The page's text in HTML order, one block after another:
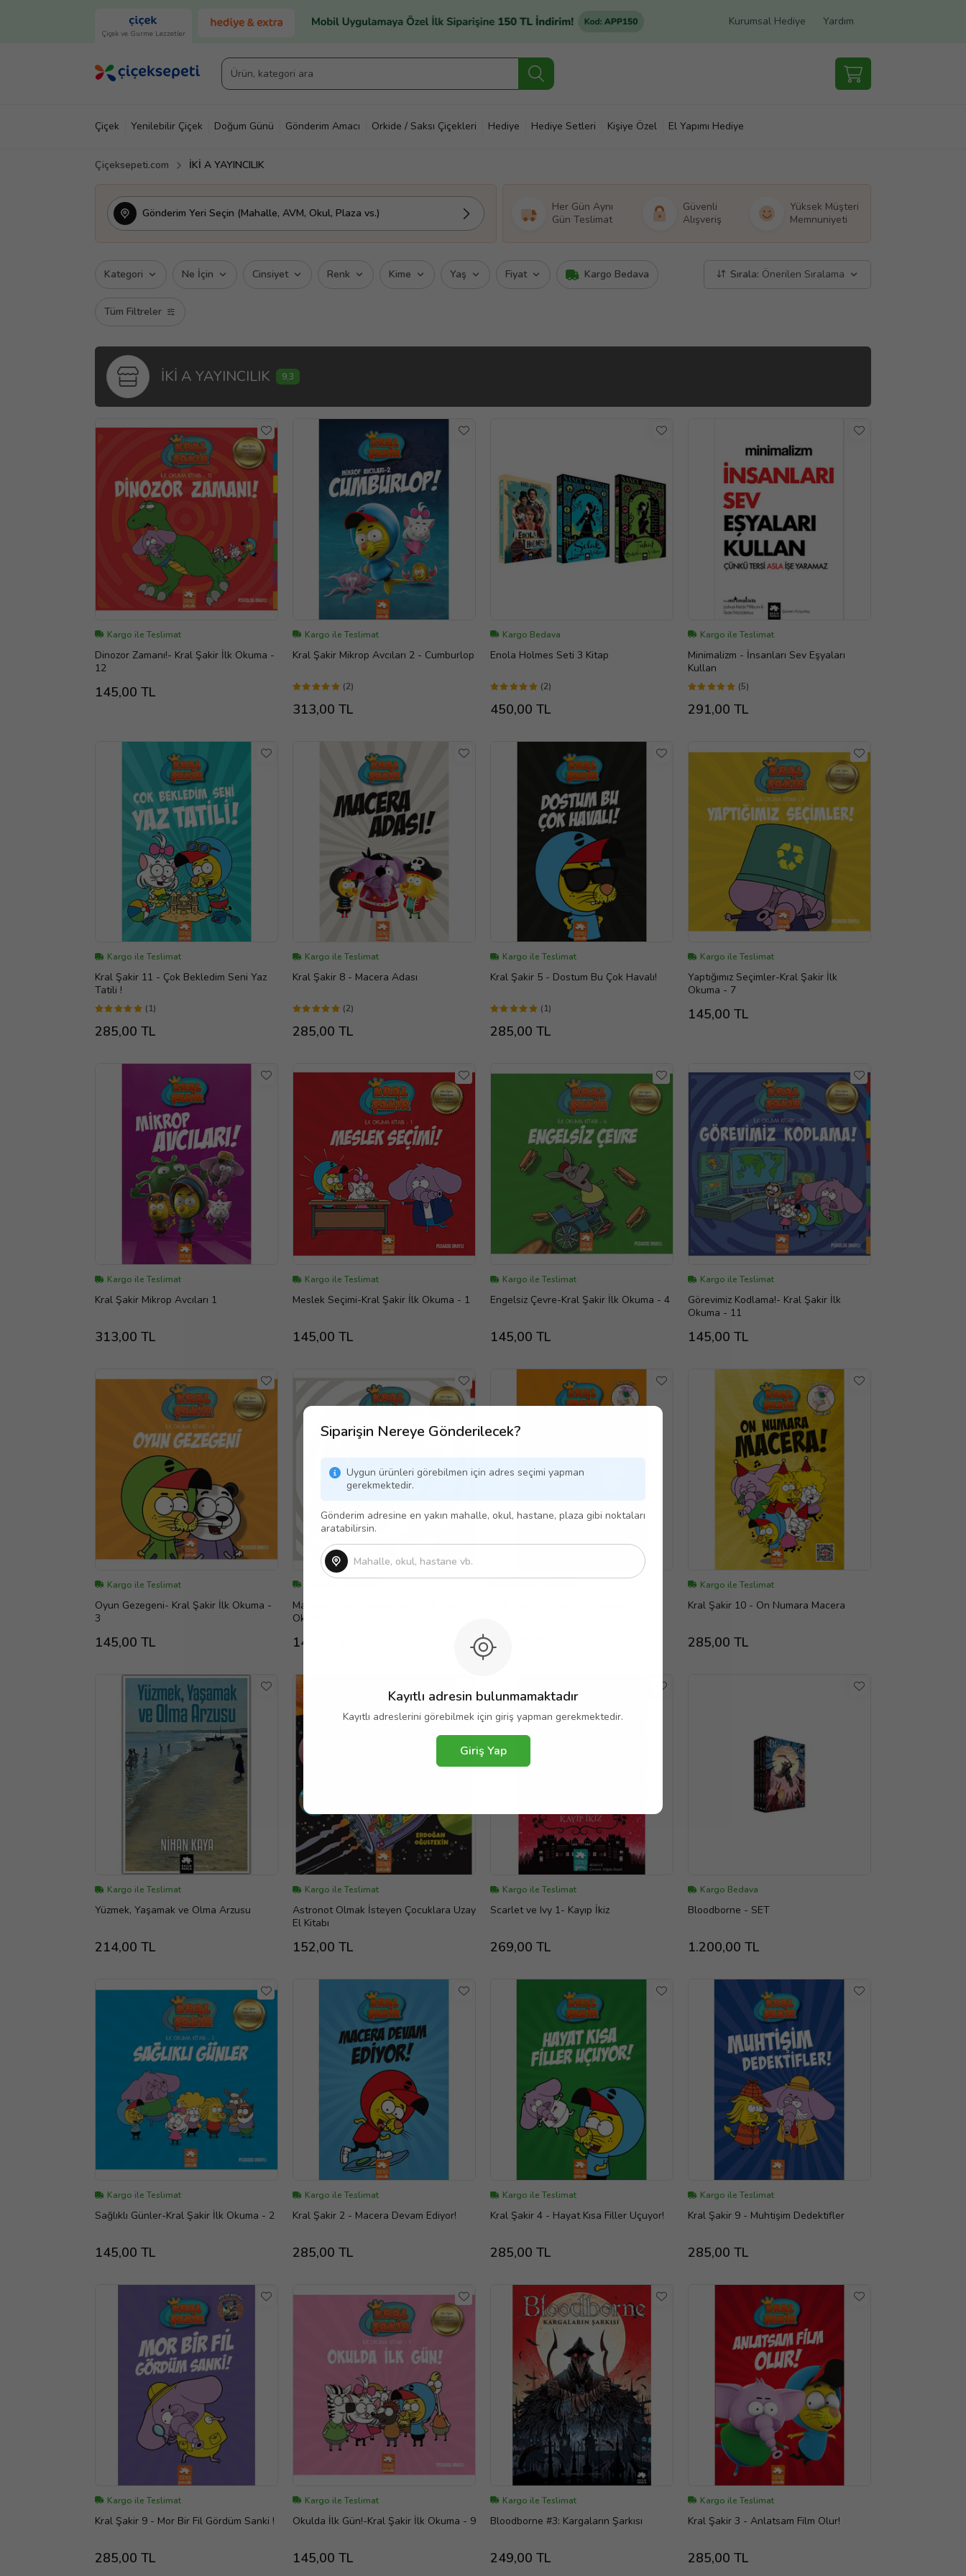
Çiçek ve Gurme Lezzetler
Kurumsal Hediye Yardım
Çiçek Yenilebilir Çiçek Doğum Günü Gönderim Amacı Orkide / Saksı Çiçekleri Hediye Hediye Setleri Kişiye Özel El Yapımı Hediye
Çiçeksepeti.com İKİ A YAYINCILIK
Gönderim Yeri Seçin (Mahalle, AVM, Okul, Plaza vs.)
Siparişin Nereye Gönderilecek?
Uygun ürünleri görebilmen için adres seçimi yapman
gerekmektedir.
Gönderim adresine en yakın mahalle, okul, hastane, plaza gibi noktaları
aratabilirsin.
Kayıtlı adresin bulunmamaktadır
Kayıtlı adreslerini görebilmek için giriş yapman gerekmektedir.
Giriş Yap
Her Gün Aynı
Gün Teslimat
Güvenli
Alışveriş
Yüksek Müşteri
Memnuniyeti
Kategori Ne İçin Cinsiyet Renk Kime Yaş Fiyat Kargo Bedava
Tüm Filtreler
Sırala: Önerilen Sıralama
İKİ A YAYINCILIK 9,3
Kargo ile Teslimat
Dinozor Zamanı!- Kral Şakir İlk Okuma -
12
145,00 TL
Kargo ile Teslimat
Kral Şakir Mikrop Avcıları 2 - Cumburlop
(2)
313,00 TL
Kargo Bedava
Enola Holmes Seti 3 Kitap
(2)
450,00 TL
Kargo ile Teslimat
Minimalizm - İnsanları Sev Eşyaları
Kullan
(5)
291,00 TL
Kargo ile Teslimat
Kral Şakir 11 - Çok Bekledim Seni Yaz
Tatili !
(1)
285,00 TL
Kargo ile Teslimat
Kral Şakir 8 - Macera Adası
(2)
285,00 TL
Kargo ile Teslimat
Kral Şakir 5 - Dostum Bu Çok Havalı!
(1)
285,00 TL
Kargo ile Teslimat
Yaptığımız Seçimler-Kral Şakir İlk
Okuma - 7
145,00 TL
Kargo ile Teslimat
Kral Şakir Mikrop Avcıları 1
313,00 TL
Kargo ile Teslimat
Meslek Seçimi-Kral Şakir İlk Okuma - 1
145,00 TL
Kargo ile Teslimat
Engelsiz Çevre-Kral Şakir İlk Okuma - 4
145,00 TL
Kargo ile Teslimat
Görevimiz Kodlama!- Kral Şakir İlk
Okuma - 11
145,00 TL
Kargo ile Teslimat
Oyun Gezegeni- Kral Şakir İlk Okuma -
3
145,00 TL
Matematik ve Penguenler!- Kral Şakir İlk
Okuma - 17
145,00 TL 285,00 TL
Kargo ile Teslimat
Kral Şakir 10 - On Numara Macera
285,00 TL
Kargo ile Teslimat
Yüzmek, Yaşamak ve Olma Arzusu
214,00 TL
Kargo ile Teslimat
Astronot Olmak İsteyen Çocuklara Uzay
El Kitabı
152,00 TL
Kargo ile Teslimat
Scarlet ve Ivy 1- Kayıp İkiz
269,00 TL
Kargo Bedava
Bloodborne - SET
1.200,00 TL
Kargo ile Teslimat
Sağlıklı Günler-Kral Şakir İlk Okuma - 2
145,00 TL
Kargo ile Teslimat
Kral Şakir 2 - Macera Devam Ediyor!
285,00 TL
Kargo ile Teslimat
Kral Şakir 4 - Hayat Kısa Filler Uçuyor!
285,00 TL
Kargo ile Teslimat
Kral Şakir 9 - Muhtişim Dedektifler
285,00 TL
Kargo ile Teslimat
Kral Şakir 9 - Mor Bir Fil Gördüm Sanki !
285,00 TL
Kargo ile Teslimat
Okulda İlk Gün!-Kral Şakir İlk Okuma - 9
145,00 TL
Kargo ile Teslimat
Bloodborne #3: Kargaların Şarkısı
249,00 TL
Kargo ile Teslimat
Kral Şakir 3 - Anlatsam Film Olur!
285,00 TL